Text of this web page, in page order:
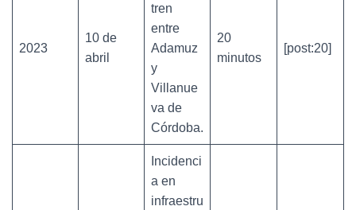
2023
10 de
abril
tren
entre
Adamuz
y
Villanue
va de
Córdoba.
20
minutos
[post:20]
Incidenci
a en
infraestru